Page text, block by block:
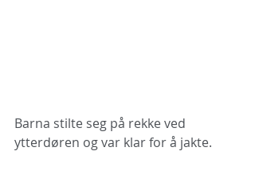
Barna stilte seg på rekke ved
ytterdøren og var klar for å jakte.